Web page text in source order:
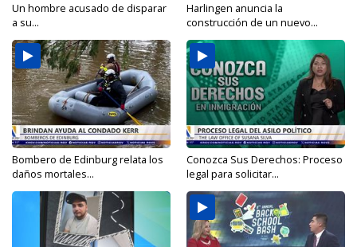
Un hombre acusado de disparar
a su...
Harlingen anuncia la
construcción de un nuevo...
Bombero de Edinburg relata los
daños mortales...
Conozca Sus Derechos: Proceso
legal para solicitar...